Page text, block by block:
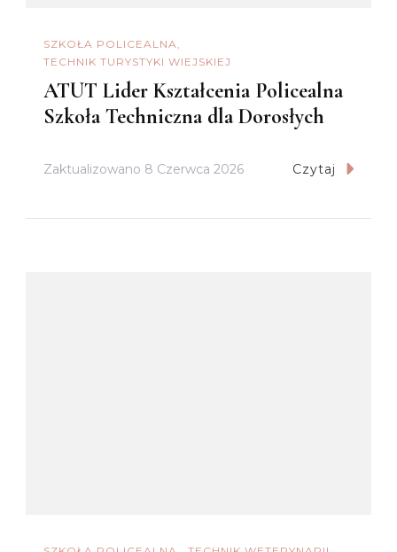
SZKOŁA POLICEALNA
TECHNIK TURYSTYKI WIEJSKIEJ
ATUT Lider Kształcenia Policealna
Szkoła Techniczna dla Dorosłych
Zaktualizowano 8 Czerwca 2026 Czytaj